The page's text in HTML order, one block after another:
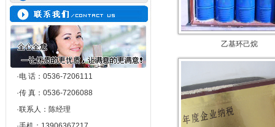
·电 话：0536-7206111
·传 真：0536-7206088
·联系人：陈经理
乙基环己烷